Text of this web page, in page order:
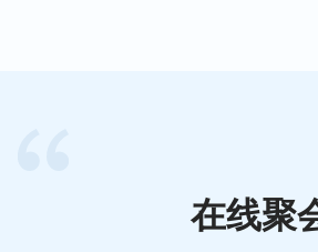
的对象，更不是人类中的一类。
神吗？神是人吗？神是灵吗？神
在线聚